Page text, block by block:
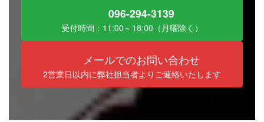
096-294-3139
受付時間：11:00～18:00（月曜除く）
メールでのお問い合わせ
2営業日以内に弊社担当者よりご連絡いたします